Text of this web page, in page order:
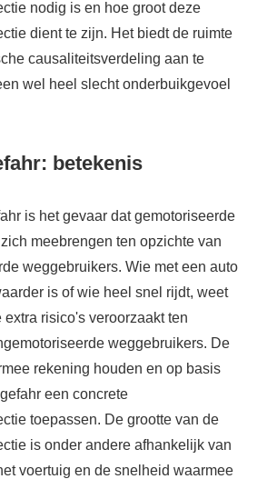
nodig is en hoe groot deze
dient te zijn. Het biedt de ruimte
causaliteitsverdeling aan te
wel heel slecht onderbuikgevoel
betekenis
is het gevaar dat gemotoriseerde
meebrengen ten opzichte van
weggebruikers. Wie met een auto
is of wie heel snel rijdt, weet
extra risico's veroorzaakt ten
weggebruikers. De
rekening houden en op basis
een concrete
toepassen. De grootte van de
is onder andere afhankelijk van
voertuig en de snelheid waarmee